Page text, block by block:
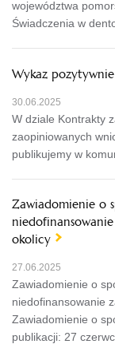
województwa
Świadczenia w
Wykaz
30.06.2025
W dziale Kontrakty
zaopiniowanych
publikujemy w
Zawiadomienie o
okolicy
27.06.2025
Zawiadomienie o
niedofinansowanie
Zawiadomienie o
publikacji: 27